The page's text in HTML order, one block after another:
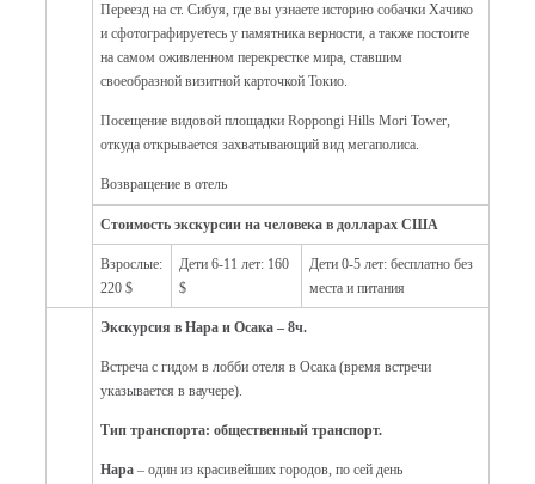
Переезд на ст. Сибуя, где вы узнаете историю собачки Хачико
и сфотографируетесь у памятника верности, а также постоите
на самом оживленном перекрестке мира, ставшим
своеобразной визитной карточкой Токио.
Посещение видовой площадки Roppongi Hills Mori Tower,
откуда открывается захватывающий вид мегаполиса.
Возвращение в отель
Стоимость экскурсии на человека в долларах США
Взрослые:
220 $
Дети 6-11 лет: 160
$
Дети 0-5 лет: бесплатно без
места и питания
Экскурсия в Нара и Осака – 8ч.
Встреча с гидом в лобби отеля в Осака (время встречи
указывается в ваучере).
Тип транспорта: общественный транспорт.
Нара – один из красивейших городов, по сей день